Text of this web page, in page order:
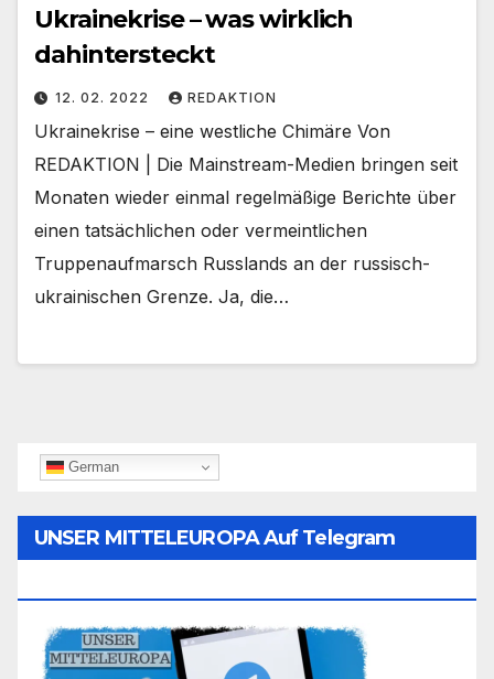
Ukrainekrise – was wirklich
dahintersteckt
12. 02. 2022 REDAKTION
Ukrainekrise – eine westliche Chimäre Von
REDAKTION | Die Mainstream-Medien bringen seit
Monaten wieder einmal regelmäßige Berichte über
einen tatsächlichen oder vermeintlichen
Truppenaufmarsch Russlands an der russisch-
ukrainischen Grenze. Ja, die…
German
UNSER MITTELEUROPA Auf Telegram